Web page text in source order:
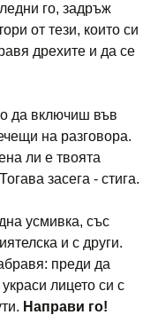
го, задръж
от тези, които си
дрехите и да се
да включиш във
на разговора.
ли е твоята
засега - стига.
усмивка, със
и с други.
преди да
лицето си с
Направи го!